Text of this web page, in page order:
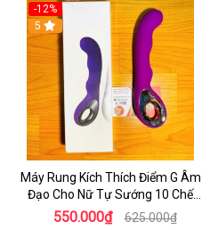
-12%
5
Máy Rung Kích Thích Điểm G Âm
Đạo Cho Nữ Tự Sướng 10 Chế
Độ Rung
550.000₫ 625.000₫